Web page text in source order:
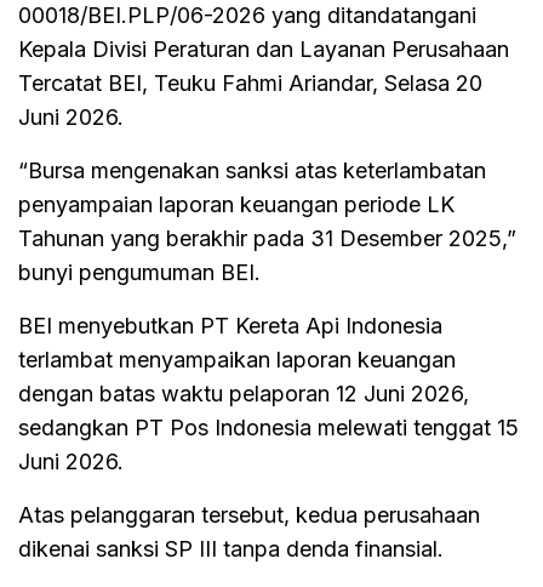
00018/BEI.PLP/06-2026 yang ditandatangani
Kepala Divisi Peraturan dan Layanan Perusahaan
Tercatat BEI, Teuku Fahmi Ariandar, Selasa 20
Juni 2026.
“Bursa mengenakan sanksi atas keterlambatan
penyampaian laporan keuangan periode LK
Tahunan yang berakhir pada 31 Desember 2025,”
bunyi pengumuman BEI.
BEI menyebutkan PT Kereta Api Indonesia
terlambat menyampaikan laporan keuangan
dengan batas waktu pelaporan 12 Juni 2026,
sedangkan PT Pos Indonesia melewati tenggat 15
Juni 2026.
Atas pelanggaran tersebut, kedua perusahaan
dikenai sanksi SP III tanpa denda finansial.